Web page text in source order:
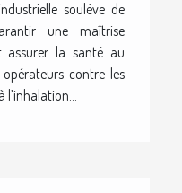
soulève de
une maîtrise
assurer la santé au
contre les